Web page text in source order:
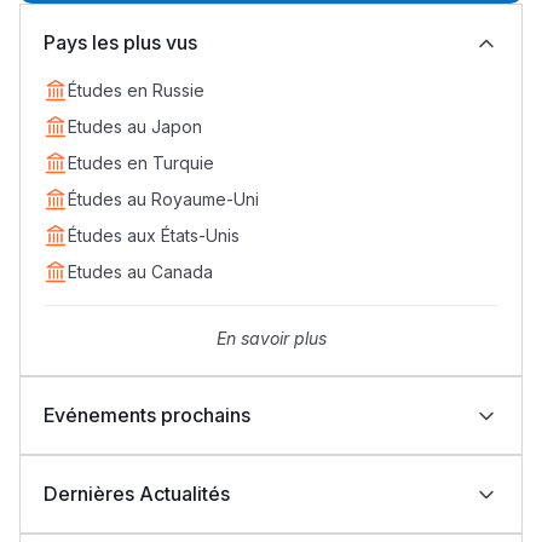
Collège au Maroc
التعليم الثانوي الإعدادي
Post-Bac
Pays les plus vus
Études en Russie
Etudes au Japon
Etudes en Turquie
Études au Royaume-Uni
Études aux États-Unis
Etudes au Canada
En savoir plus
Evénements prochains
Career Day 2026 : ISGA Marrakech et Guidya
connectent étudiants et entreprises
Art’Com Sup et COMSUP organisent une nouvelle
Journée Portes Ouvertes à ESLSCA Business School
Dernières Actualités